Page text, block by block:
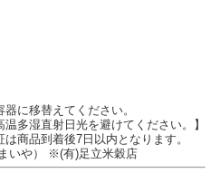
に移替えてください。
多湿直射日光を避けてください。】
商品到着後7日以内となります。
いや） ※(有)足立米穀店